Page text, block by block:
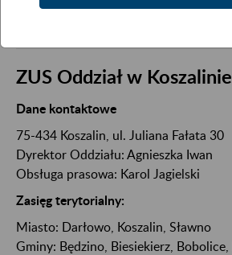
ZUS Oddział w Koszalinie
Dane kontaktowe
75-434 Koszalin, ul. Juliana Fałata 30
Dyrektor Oddziału: Agnieszka Iwan
Obsługa prasowa: Karol Jagielski
Zasięg terytorialny:
Miasto: Darłowo , Koszalin , Sławno
Gminy: Będzino , Biesiekierz , Bobolice